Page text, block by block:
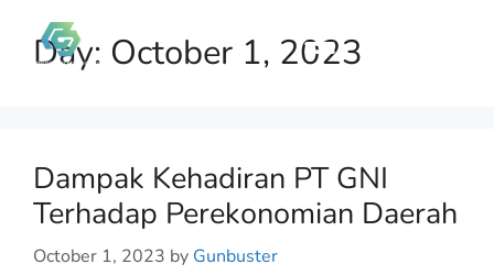
Day: October 1, 2023
Dampak Kehadiran PT GNI
Terhadap Perekonomian Daerah
October 1, 2023 by Gunbuster